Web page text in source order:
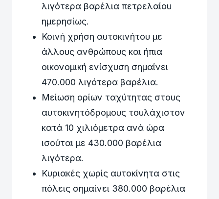
λιγότερα βαρέλια πετρελαίου
ημερησίως.
Κοινή χρήση αυτοκινήτου με
άλλους ανθρώπους και ήπια
οικονομική ενίσχυση σημαίνει
470.000 λιγότερα βαρέλια.
Μείωση ορίων ταχύτητας στους
αυτοκινητόδρομους τουλάχιστον
κατά 10 χιλιόμετρα ανά ώρα
ισούται με 430.000 βαρέλια
λιγότερα.
Κυριακές χωρίς αυτοκίνητα στις
πόλεις σημαίνει 380.000 βαρέλια